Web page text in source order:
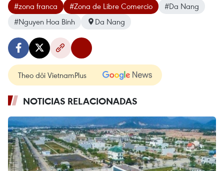
#zona franca #Zona de Libre Comercio
#Da Nang
#Nguyen Hoa Binh
Da Nang
Theo dõi VietnamPlus
NOTICIAS RELACIONADAS